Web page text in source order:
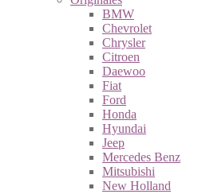
BMW
Chevrolet
Chrysler
Citroen
Daewoo
Fiat
Ford
Honda
Hyundai
Jeep
Mercedes Benz
Mitsubishi
New Holland